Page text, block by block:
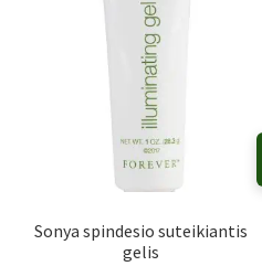
Sonya spindesio suteikiantis
gelis